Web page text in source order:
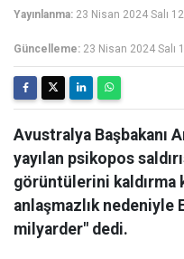
Yayınlanma: 23 Nisan 2024 Salı
Güncelleme: 23 Nisan 2024 Salı
Avustralya Başbakanı
yayılan psikopos
görüntülerini kaldırma
anlaşmazlık nedeniyle
milyarder" dedi.